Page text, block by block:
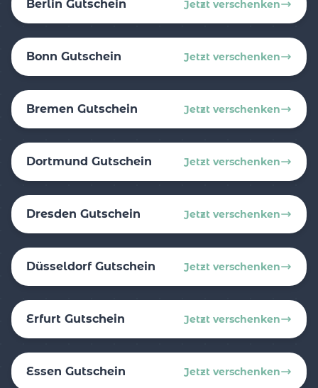
Berlin Gutschein Jetzt verschenken
Bonn Gutschein Jetzt verschenken
Bremen Gutschein Jetzt verschenken
Dortmund Gutschein Jetzt verschenken
Dresden Gutschein Jetzt verschenken
Düsseldorf Gutschein Jetzt verschenken
Erfurt Gutschein Jetzt verschenken
Essen Gutschein Jetzt verschenken